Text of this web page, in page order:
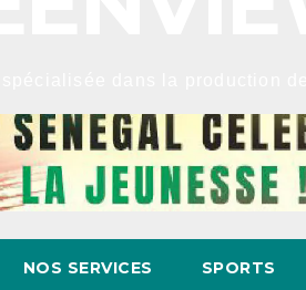
NOS SERVICES SPORTS